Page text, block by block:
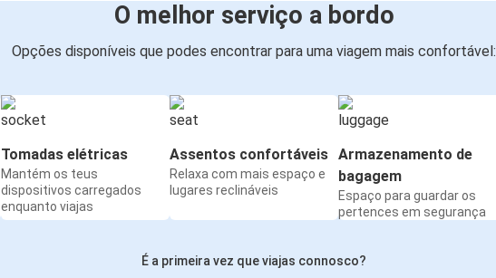
O melhor serviço a bordo
Opções disponíveis que podes encontrar para uma viagem mais confortável:
Tomadas elétricas
Mantém os teus
dispositivos carregados
enquanto viajas
Assentos confortáveis
Relaxa com mais espaço e
lugares reclináveis
Armazenamento de
bagagem
Espaço para guardar os
pertences em segurança
É a primeira vez que viajas connosco?